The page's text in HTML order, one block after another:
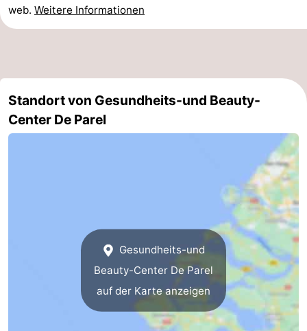
Wandern
-
Reitschulen
-
Golfplatze
-
Sportangeln
Mondriaan
Veranstaltungen
web. Weitere Informationen
Standort von Gesundheits-und Beauty-
Center De Parel
Gesundheits-und
Beauty-Center De Parel
auf der Karte anzeigen